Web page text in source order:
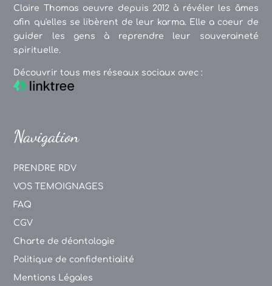
Claire Thomas oeuvre depuis 2012 à révéler les âmes
afin qu'elles se libèrent de leur karma. Elle a coeur de
guider les gens à reprendre leur souveraineté
spirituelle.
Découvrir tous mes réseaux sociaux avec :
Navigation
PRENDRE RDV
VOS TEMOIGNAGES
FAQ
CGV
Charte de déontologie
Politique de confidentialité
Mentions Légales